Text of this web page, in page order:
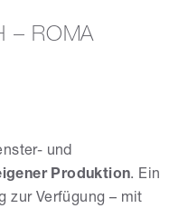
– ROMA
und
Produktion. Ein
zur Verfügung – mit